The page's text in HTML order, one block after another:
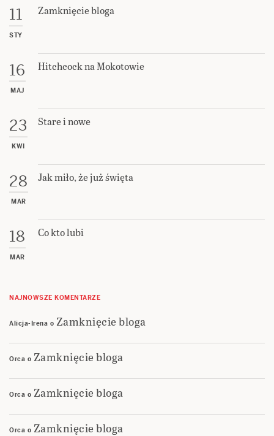
11
STY
Zamknięcie bloga
16
MAJ
Hitchcock na Mokotowie
23
KWI
Stare i nowe
28
MAR
Jak miło, że już święta
18
MAR
Co kto lubi
NAJNOWSZE KOMENTARZE
Alicja-Irena o Zamknięcie bloga
Orca o Zamknięcie bloga
Orca o Zamknięcie bloga
Orca o Zamknięcie bloga